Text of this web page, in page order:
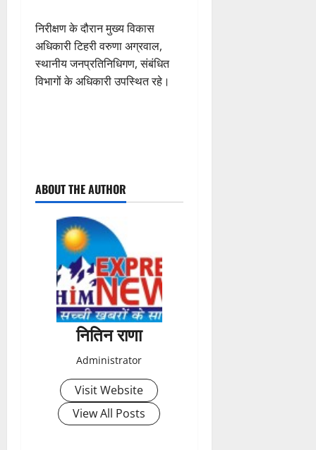
निरीक्षण के दौरान मुख्य विकास
अधिकारी टिहरी वरुणा अग्रवाल,
स्थानीय जनप्रतिनिधिगण, संबंधित
विभागों के अधिकारी उपस्थित रहे।
o
ABOUT THE AUTHOR
नितिन राणा
Administrator
Visit Website
View All Posts